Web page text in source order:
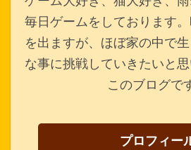
毎日ゲームをしております
を出ますが、ほぼ家の中で
な事に挑戦していきたいと
このブログで
プロフィー